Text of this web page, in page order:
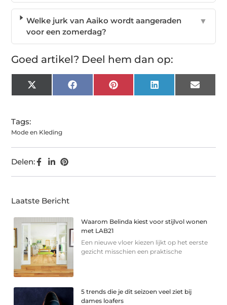
Welke jurk van Aaiko wordt aangeraden
voor een zomerdag?
▼
Goed artikel? Deel hem dan op:
X
(Twitter)
FacebookPinterest LinkedIn Email
Tags:
Mode en Kleding
Delen:
Laatste Bericht
Waarom Belinda kiest voor stijlvol wonen
met LAB21
Een nieuwe vloer kiezen lijkt op het eerste
gezicht misschien een praktische
5 trends die je dit seizoen veel ziet bij
dames loafers